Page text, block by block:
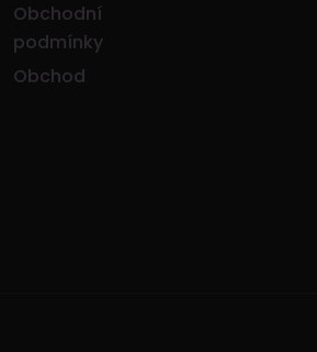
Obchodní
podmínky
Obchod